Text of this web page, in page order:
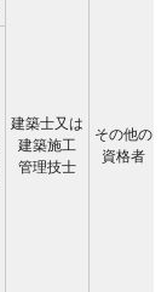
建築士又は
建築施工
管理技士
その他の
資格者